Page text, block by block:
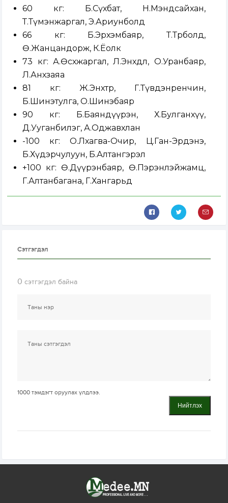
60 кг: Б.Сүхбат, Н.Мэндсайхан,
Т.Түмэнжаргал, Э.Ариунболд
66 кг: Б.Эрхэмбаяр, Т.Төрболд,
Ө.Жанцандорж, К.Ёолк
73 кг: А.Өсөхжаргал, Л.Энхдөл, О.Уранбаяр,
Л.Анхзаяа
81 кг: Ж.Энхтөр, Г.Түвдэнренчин,
Б.Шинэтулга, О.Шинэбаяр
90 кг: Б.Баяндүүрэн, Х.Булганхүү,
Д.Ууганбилэг, А.Оджавхлан
-100 кг: О.Лхагва-Очир, Ц.Ган-Эрдэнэ,
Б.Хүдэрчулуун, Б.Алтангэрэл
+100 кг: Ө.Дүүрэнбаяр, Ө.Пэрэнлэйжамц,
Г.Алтанбагана, Г.Хангарьд
Сэтгэгдэл
0 сэтгэгдэл байна
1000 тэмдэгт оруулах үлдлээ.
Нийтлэх